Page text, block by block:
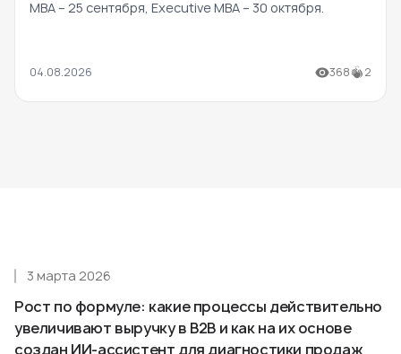
MBA – 25 сентября, Executive MBA – 30 октября.
04.08.2026 368 2
Рост по формуле: какие процессы действительно
увеличивают выручку в B2B и как на их основе
создан ИИ-ассистент для диагностики продаж
3 марта 2026